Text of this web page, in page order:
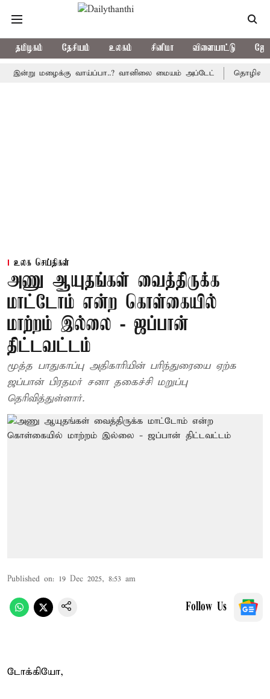
தமிழகம் தேசியம் உலகம் சினிமா விளையாட்டு
மழைக்கு வாய்ப்பா..? வானிலை மையம் அப்டேட் தொழிலில்
உலக செய்திகள்
அணு ஆயுதங்கள் வைத்திருக்க
மாட்டோம் என்ற கொள்கையில்
மாற்றம் இல்லை - ஜப்பான்
திட்டவட்டம்
மூத்த பாதுகாப்பு அதிகாரியின் பரிந்துரையை ஏற்க
ஜப்பான் பிரதமர் சனா தகைச்சி மறுப்பு
தெரிவித்துள்ளார்.
Published on: 19 Dec 2025, 8:53 am
Follow Us
டோக்கியோ,